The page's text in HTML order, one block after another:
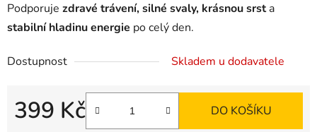
Podporuje zdravé trávení, silné svaly, krásnou srsta
stabilní hladinu energie po celý den.
Dostupnost Skladem u dodavatele
399 Kč DO KOŠÍKU